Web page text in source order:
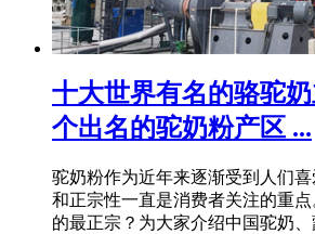
十大世界有名的骆驼
个出名的驼奶粉产区 ...
驼奶粉作为近年来逐渐受到人们
和正宗性一直是消费者关注的重
的最正宗？为大家介绍中国驼奶